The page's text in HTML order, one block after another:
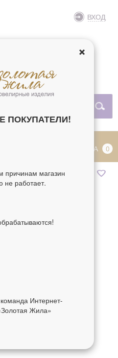
ВХОД
КОРЗИНА 0
ПОКУПАТЕЛИ!
причинам магазин
не работает.
Интернет-
Жила»